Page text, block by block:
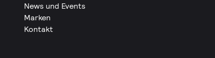
News und Events
Marken
Kontakt